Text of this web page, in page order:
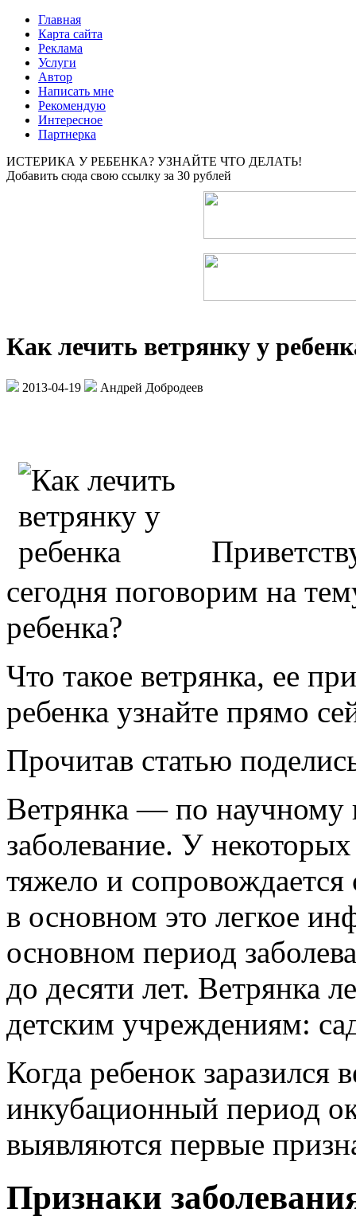
Главная
Карта сайта
Реклама
Услуги
Автор
Написать мне
Рекомендую
Интересное
Партнерка
ИСТЕРИКА У РЕБЕНКА? УЗНАЙТЕ ЧТО ДЕЛАТЬ!
Добавить сюда свою ссылку за 30 рублей
Как лечить ветрянку у
2013-04-19 Андрей Добродеев
сегодня поговорим на
ребенка?
Что такое ветрянка, ее
ребенка узнайте прямо
Прочитав статью
Ветрянка— по научному
заболевание. У
тяжело и
в основном это легкое
основном период
до десяти лет. Ветрянка
детским учреждениям:
Когда ребенок заразился
инкубационный период
выявляются первые
Признаки